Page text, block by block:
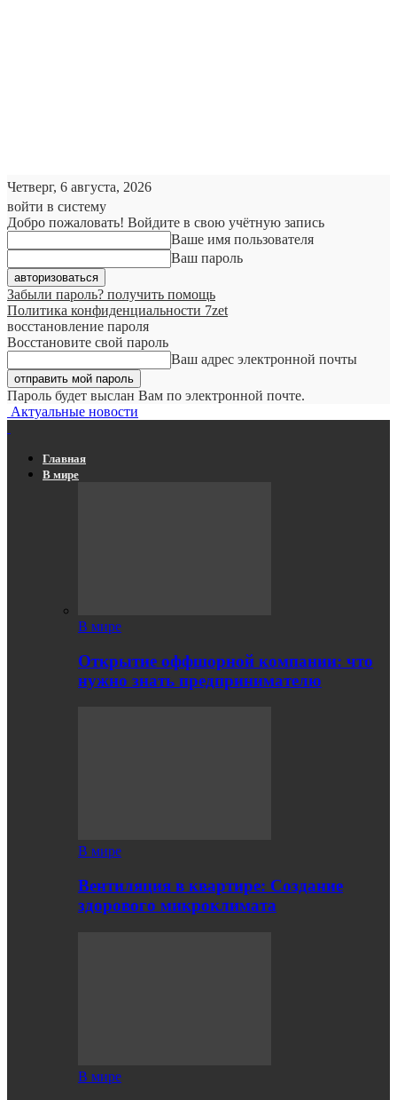
Четверг, 6 августа, 2026
войти в систему
Добро пожаловать! Войдите в свою учётную запись
Ваше имя пользователя
Ваш пароль
Забыли пароль? получить помощь
Политика конфиденциальности 7zet
восстановление пароля
Восстановите свой пароль
Ваш адрес электронной почты
Пароль будет выслан Вам по электронной почте.
Актуальные новости
Главная
В мире
В мире
Открытие оффшорной компании: что
нужно знать предпринимателю
В мире
Вентиляция в квартире: Создание
здорового микроклимата
В мире